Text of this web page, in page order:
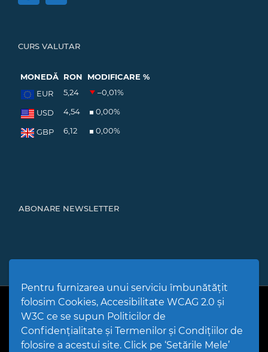
Pentru furnizarea unui serviciu îmbunătățit
folosim Cookies, Accesibilitate WCAG 2.0 și
W3C ce se supun Politicilor de
Confidențialitate și Termenilor și Condițiilor de
folosire a acestui site. Click pe ‘Setările Mele’
CURS VALUTAR
MONEDĂ RON
MODIFICARE %
EUR
5,24 –0,01%
USD 4,54 0,00%
GBP 6,12 0,00%
ABONARE NEWSLETTER
PPW @2026 |Hartă Website|Setări Cookies și Accesibilitate
Politică de utilizare Cookies|Politică de confidențialitate site
Termeni și condiții de utilizare a site-ului